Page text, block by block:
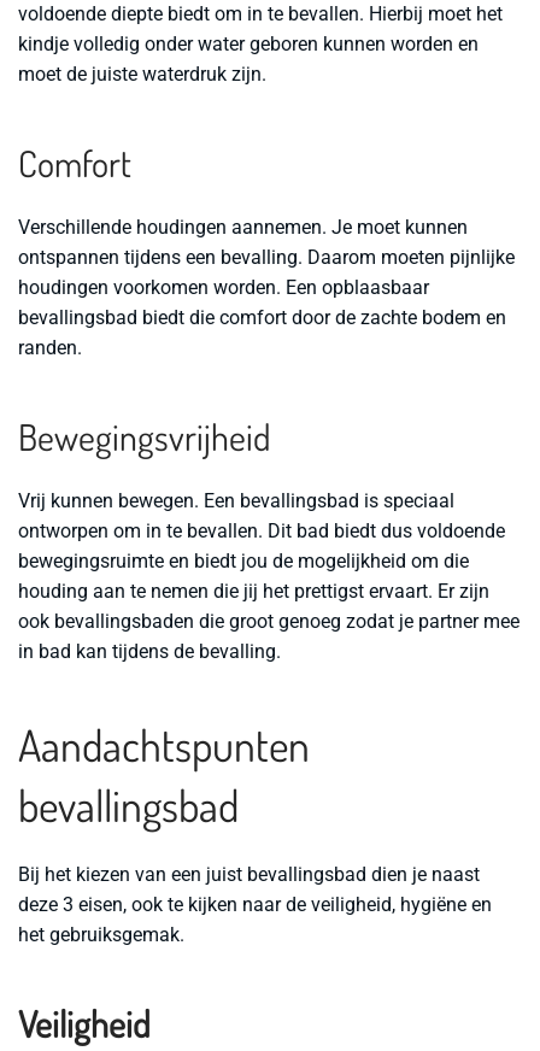
voldoende diepte biedt om in te bevallen. Hierbij moet het
kindje volledig onder water geboren kunnen worden en
moet de juiste waterdruk zijn.
Comfort
Verschillende houdingen aannemen. Je moet kunnen
ontspannen tijdens een bevalling. Daarom moeten pijnlijke
houdingen voorkomen worden. Een opblaasbaar
bevallingsbad biedt die comfort door de zachte bodem en
randen.
Bewegingsvrijheid
Vrij kunnen bewegen. Een bevallingsbad is speciaal
ontworpen om in te bevallen. Dit bad biedt dus voldoende
bewegingsruimte en biedt jou de mogelijkheid om die
houding aan te nemen die jij het prettigst ervaart. Er zijn
ook bevallingsbaden die groot genoeg zodat je partner mee
in bad kan tijdens de bevalling.
Aandachtspunten
bevallingsbad
Bij het kiezen van een juist bevallingsbad dien je naast
deze 3 eisen, ook te kijken naar de veiligheid, hygiëne en
het gebruiksgemak.
Veiligheid